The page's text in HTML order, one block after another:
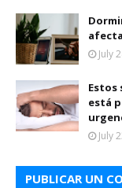
July
Estos
está
July
PUBLICAR UN